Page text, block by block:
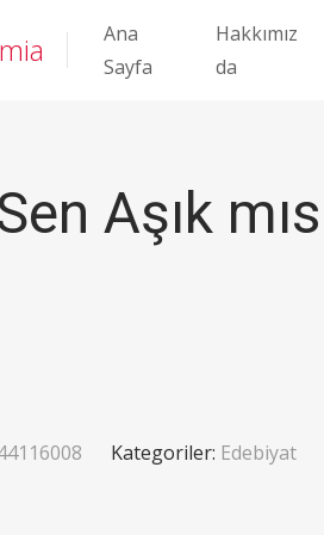
Ana
Sayfa
Hakkımız
da
Aşık
Kategoriler: Edebiyat